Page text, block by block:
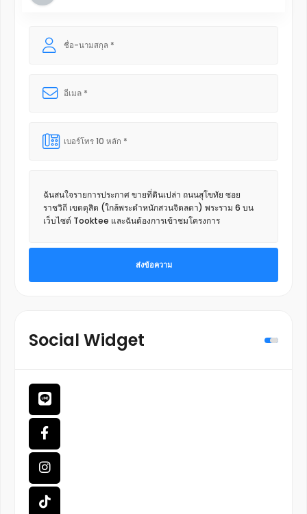
ส่งข้อความ
Social Widget